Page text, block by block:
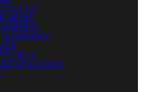
SLUCHU
MÉDIÁ
NABÍJAČKY
LIŠTY
NÁRADIE